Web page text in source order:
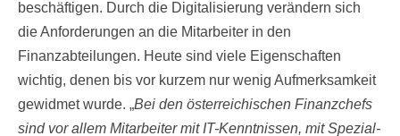
beschäftigen. Durch die Digitalisierung verändern sich
die Anforderungen an die Mitarbeiter in den
Finanzabteilungen. Heute sind viele Eigenschaften
wichtig, denen bis vor kurzem nur wenig Aufmerksamkeit
gewidmet wurde. „Bei den österreichischen Finanzchefs
sind vor allem Mitarbeiter mit IT-Kenntnissen, mit Spezial-